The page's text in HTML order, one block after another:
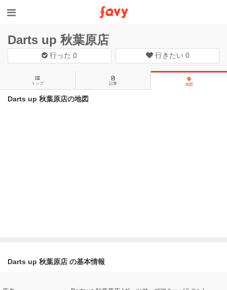
Darts up 秋葉原店
行った0 行きたい 0
トップ 記事 地図
Darts up 秋葉原店の地図
Darts up 秋葉原店 の基本情報